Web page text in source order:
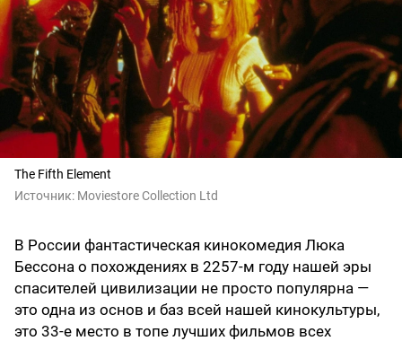
The Fifth Element
Источник: Moviestore Collection Ltd
В России фантастическая кинокомедия Люка
Бессона о похождениях в 2257-м году нашей эры
спасителей цивилизации не просто популярна —
это одна из основ и баз всей нашей кинокультуры,
это 33-е место в топе лучших фильмов всех